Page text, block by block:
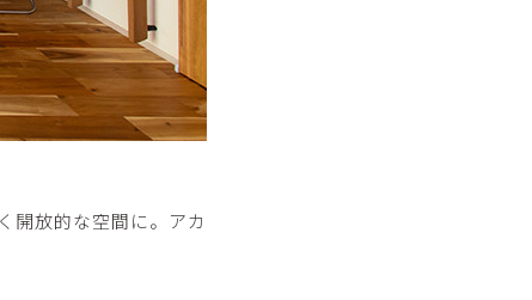
開放的な空間に。アカ